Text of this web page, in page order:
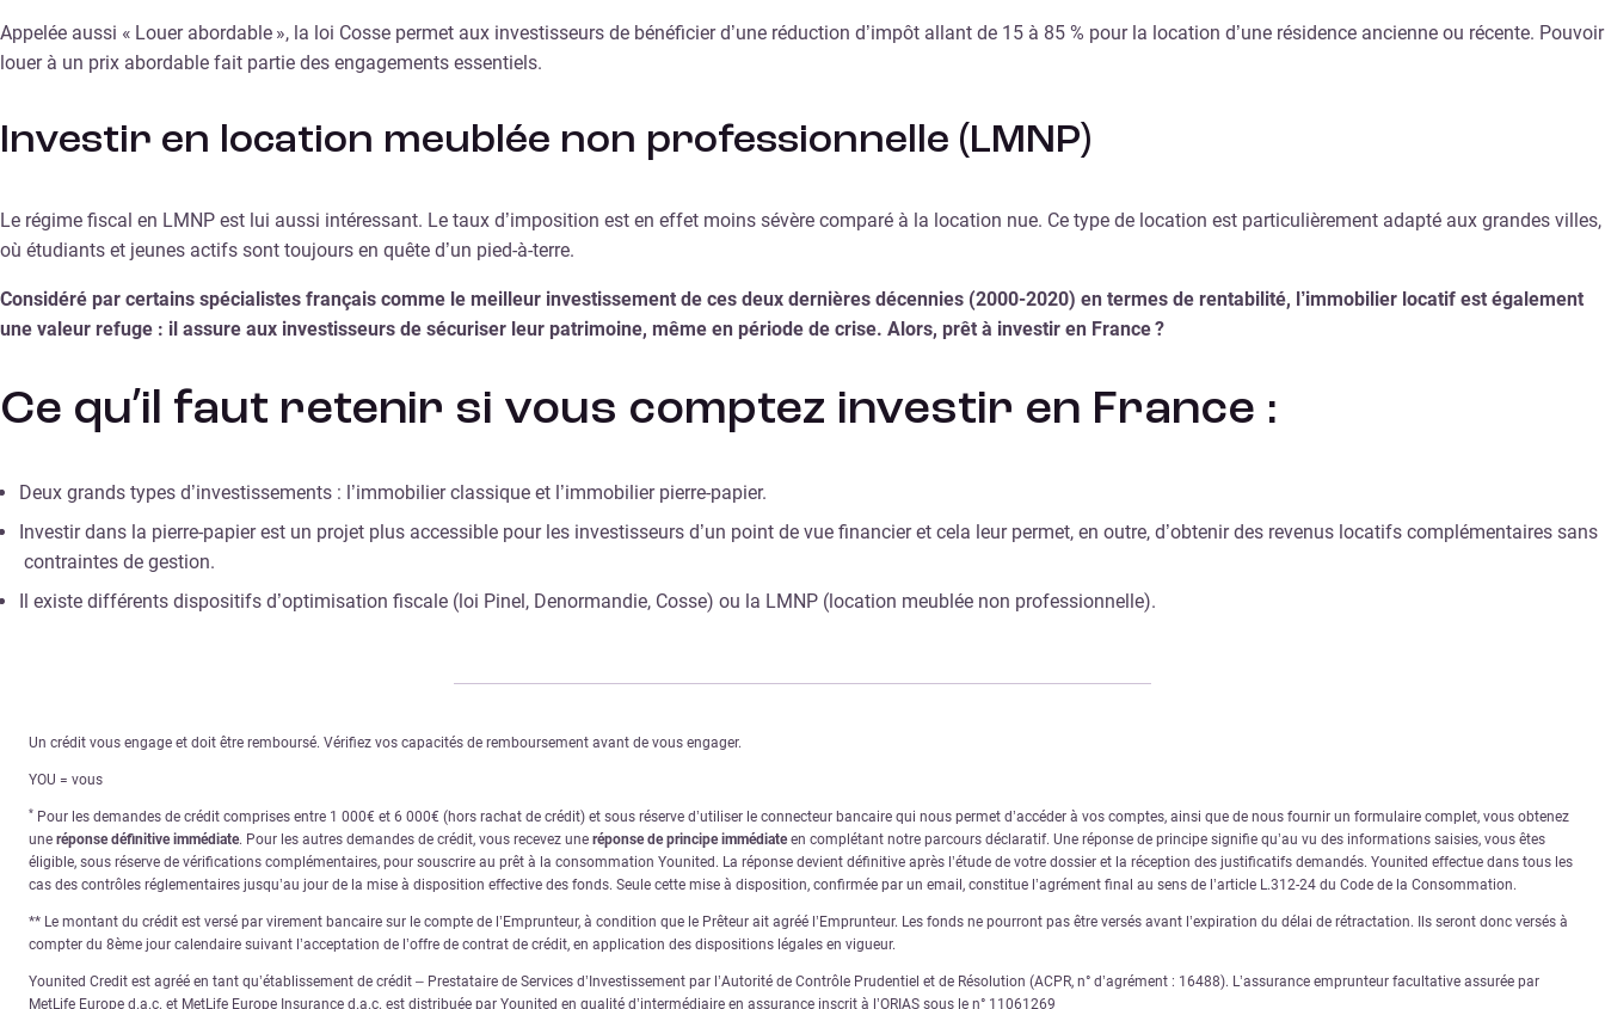
Appelée aussi « Louer abordable », la loi Cosse permet aux investisseurs de bénéficier d’une réduction d’impôt allant de 15 à 85 % pour la location d’une résidence ancienne ou récente. Pouvoir
louer à un prix abordable fait partie des engagements essentiels.
Investir en location meublée non professionnelle (LMNP)
Le régime fiscal en LMNP est lui aussi intéressant. Le taux d’imposition est en effet moins sévère comparé à la location nue. Ce type de location est particulièrement adapté aux grandes villes,
où étudiants et jeunes actifs sont toujours en quête d’un pied-à-terre.
Considéré par certains spécialistes français comme le meilleur investissement de ces deux dernières décennies (2000-2020) en termes de rentabilité, l’immobilier locatif est également
une valeur refuge : il assure aux investisseurs de sécuriser leur patrimoine, même en période de crise. Alors, prêt à investir en France ?
Ce qu’il faut retenir si vous comptez investir en France :
Deux grands types d’investissements : l’immobilier classique et l’immobilier pierre-papier.
Investir dans la pierre-papier est un projet plus accessible pour les investisseurs d’un point de vue financier et cela leur permet, en outre, d’obtenir des revenus locatifs complémentaires sans
contraintes de gestion.
Il existe différents dispositifs d’optimisation fiscale (loi Pinel, Denormandie, Cosse) ou la LMNP (location meublée non professionnelle).
Un crédit vous engage et doit être remboursé. Vérifiez vos capacités de remboursement avant de vous engager.
YOU = vous
* Pour les demandes de crédit comprises entre 1 000€ et 6 000€ (hors rachat de crédit) et sous réserve d’utiliser le connecteur bancaire qui nous permet d’accéder à vos comptes, ainsi que de nous fournir un formulaire complet, vous obtenez
une réponse définitive immédiate. Pour les autres demandes de crédit, vous recevez une réponse de principe immédiateen complétant notre parcours déclaratif. Une réponse de principe signifie qu’au vu des informations saisies, vous êtes
éligible, sous réserve de vérifications complémentaires, pour souscrire au prêt à la consommation Younited. La réponse devient définitive après l’étude de votre dossier et la réception des justificatifs demandés. Younited effectue dans tous les
cas des contrôles réglementaires jusqu’au jour de la mise à disposition effective des fonds. Seule cette mise à disposition, confirmée par un email, constitue l’agrément final au sens de l’article L.312-24 du Code de la Consommation.
** Le montant du crédit est versé par virement bancaire sur le compte de l’Emprunteur, à condition que le Prêteur ait agréé l’Emprunteur. Les fonds ne pourront pas être versés avant l’expiration du délai de rétractation. Ils seront donc versés à
compter du 8ème jour calendaire suivant l’acceptation de l’offre de contrat de crédit, en application des dispositions légales en vigueur.
Younited Credit est agréé en tant qu’établissement de crédit – Prestataire de Services d’Investissement par l’Autorité de Contrôle Prudentiel et de Résolution (ACPR, n° d’agrément : 16488). L’assurance emprunteur facultative assurée par
MetLife Europe d.a.c. et MetLife Europe Insurance d.a.c. est distribuée par Younited en qualité d’intermédiaire en assurance inscrit à l’ORIAS sous le n° 11061269